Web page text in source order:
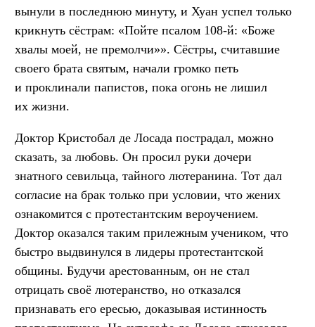
вынули в последнюю минуту, и Хуан успел только
крикнуть сёстрам: «Пойте псалом 108-й: «Боже
хвалы моей, не премолчи»». Сёстры, считавшие
своего брата святым, начали громко петь
и проклинали папистов, пока огонь не лишил
их жизни.
Доктор Кристобал де Лосада пострадал, можно
сказать, за любовь. Он просил руки дочери
знатного севильца, тайного лютеранина. Тот дал
согласие на брак только при условии, что жених
ознакомится с протестантским вероучением.
Доктор оказался таким прилежным учеником, что
быстро выдвинулся в лидеры протестантской
общины. Будучи арестованным, он не стал
отрицать своё лютеранство, но отказался
признавать его ересью, доказывая истинность